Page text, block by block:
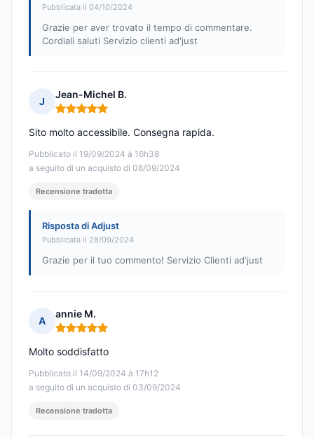
Pubblicata il 04/10/2024
Grazie per aver trovato il tempo di commentare.
Cordiali saluti Servizio clienti ad'just
J
Jean-Michel B.
Nota: 5 su 5
Pubblicato il 19/09/2024 à 16h38
a seguito di un acquisto di 08/09/2024
Sito molto accessibile. Consegna rapida.
Recensione tradotta
Risposta di Adjust
Pubblicata il 28/09/2024
Grazie per il tuo commento! Servizio Clienti ad'just
A
annie M.
Nota: 5 su 5
Pubblicato il 14/09/2024 à 17h12
a seguito di un acquisto di 03/09/2024
Molto soddisfatto
Recensione tradotta